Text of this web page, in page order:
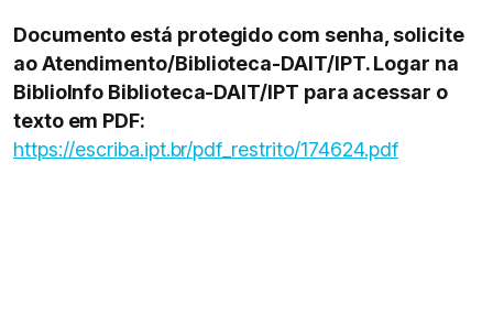
Documento está protegido com senha, solicite
ao Atendimento/Biblioteca-DAIT/IPT. Logar na
BiblioInfo Biblioteca-DAIT/IPT para acessar o
texto em PDF:
https://escriba.ipt.br/pdf_restrito/174624.pdf